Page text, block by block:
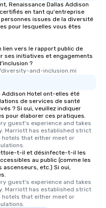
Renaissance Dallas Addison
en tant qu'entreprise
issues de la diversité
pour lesquelles vous êtes
lien vers le rapport public de
ses initiatives et engagements
?
and-inclusion.mi
Addison Hotel ont-elles été
de services de santé
? Si oui, veuillez indiquer
pour élaborer ces pratiques.
guest's experience and takes
Marriott has established strict
that either meet or
t-il et désinfecte-t-il les
au public (comme les
etc.) Si oui,
guest's experience and takes
Marriott has established strict
that either meet or